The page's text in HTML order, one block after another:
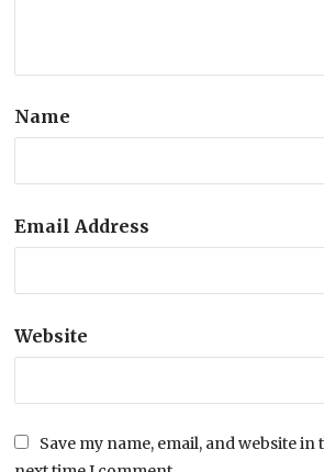
Name
Email Address
Website
Save my name, email, and website